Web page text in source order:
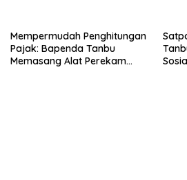
Mempermudah Penghitungan
Pajak: Bapenda Tanbu
Memasang Alat Perekam